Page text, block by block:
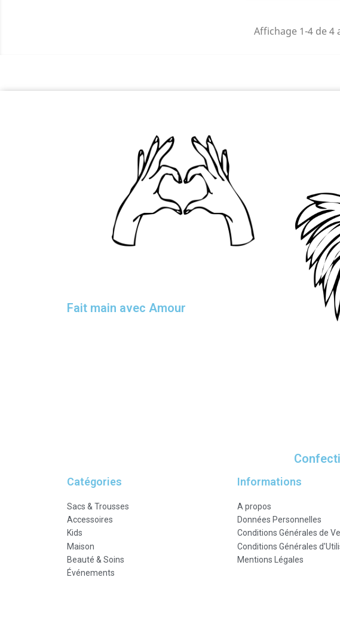
Affichage 1-4 de 4
Fait main avec Amour
Catégories
Sacs & Trousses
Accessoires
Kids
Maison
Beauté & Soins
Événements
Informations
A propos
Données Personnelles
Conditions Générales de
Conditions Générales
Mentions Légales